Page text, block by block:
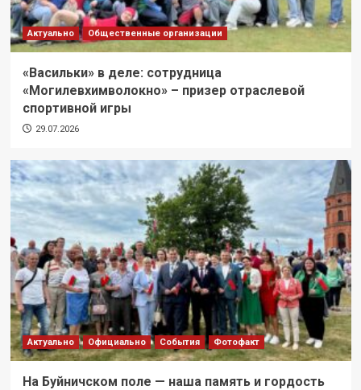
Актуально Общественные организации
«Васильки» в деле: сотрудница
«Могилевхимволокно» – призер отраслевой
спортивной игры
29.07.2026
Актуально Официально События Фотофакт
На Буйничском поле — наша память и гордость